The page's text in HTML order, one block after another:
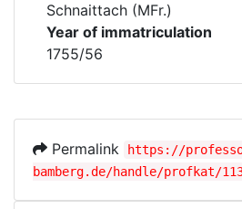
Schnaittach (MFr.)
Year of immatriculation
1755/56
Permalink
https://
bamberg.de/handle/profkat/